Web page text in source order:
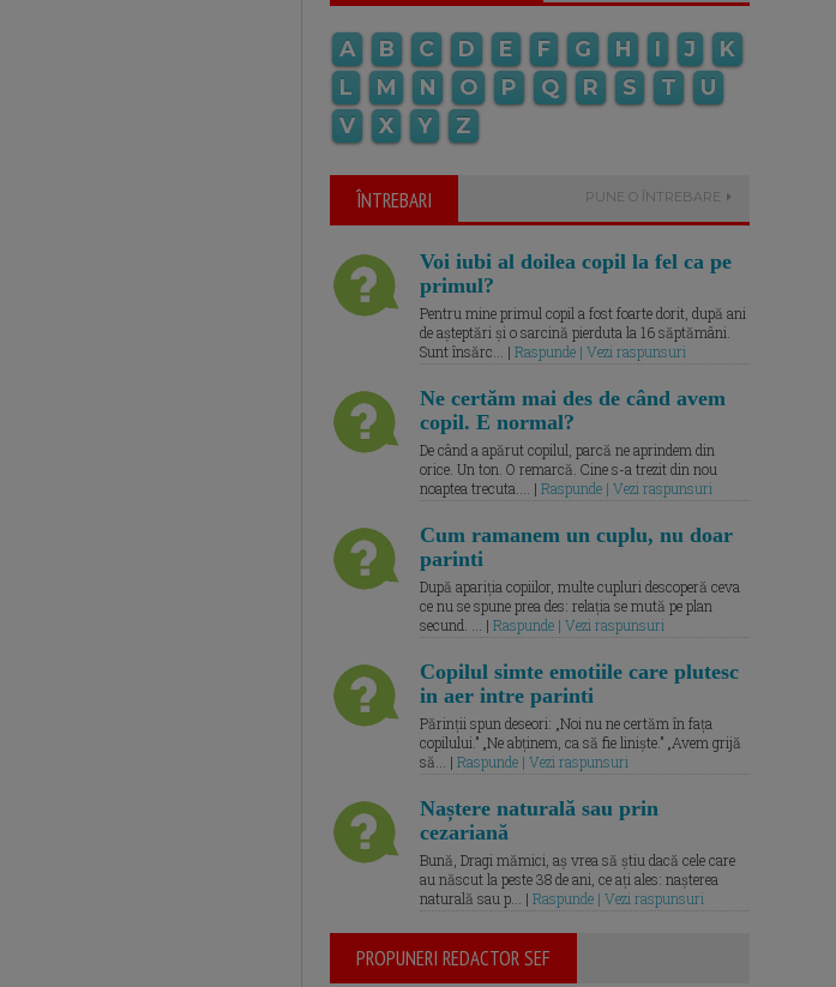
A B C D E F G H I J
K
L
M N O P Q R S T
U
V
X Y Z
ÎNTREBARI PUNE O ÎNTREBARE
Voi iubi al doilea copil la fel ca pe
primul?
Pentru mine primul copil a fost foarte dorit, după ani
de așteptări și o sarcină pierduta la 16 săptămâni.
Sunt însărc... | Raspunde | Vezi raspunsuri
Ne certăm mai des de când avem
copil. E normal?
De când a apărut copilul, parcă ne aprindem din
orice. Un ton. O remarcă. Cine s-a trezit din nou
noaptea trecuta.... | Raspunde | Vezi raspunsuri
Cum ramanem un cuplu, nu doar
parinti
După apariția copiilor, multe cupluri descoperă ceva
ce nu se spune prea des: relația se mută pe plan
secund. ... | Raspunde | Vezi raspunsuri
Copilul simte emotiile care plutesc
in aer intre parinti
Părinții spun deseori: „Noi nu ne certăm în fața
copilului.” „Ne abținem, ca să fie liniște.” „Avem grijă
să... | Raspunde | Vezi raspunsuri
Naștere naturală sau prin
cezariană
Bună, Dragi mămici, aș vrea să știu dacă cele care
au născut la peste 38 de ani, ce ați ales: nașterea
naturală sau p... | Raspunde | Vezi raspunsuri
PROPUNERI REDACTOR SEF